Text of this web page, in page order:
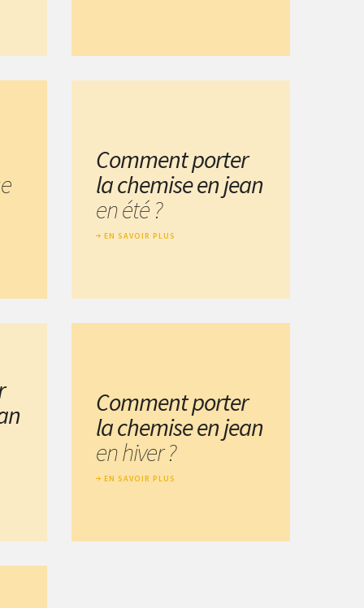
Comment porter
la chemise en jean
en été ?
EN SAVOIR PLUS
Comment porter
la chemise en jean
en hiver ?
EN SAVOIR PLUS